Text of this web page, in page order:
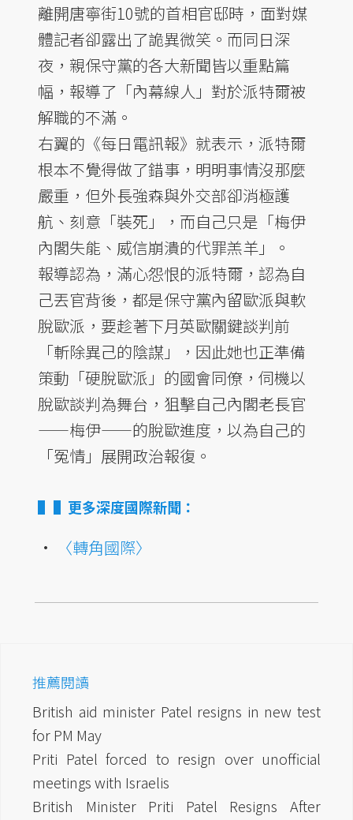
離開唐寧街10號的首相官邸時，面對媒
體記者卻露出了詭異微笑。而同日深
夜，親保守黨的各大新聞皆以重點篇
幅，報導了「內幕線人」對於派特爾被
解職的不滿。
右翼的《每日電訊報》就表示，派特爾
根本不覺得做了錯事，明明事情沒那麼
嚴重，但外長強森與外交部卻消極護
航、刻意「裝死」，而自己只是「梅伊
內閣失能、威信崩潰的代罪羔羊」。
報導認為，滿心怨恨的派特爾，認為自
己丟官背後，都是保守黨內留歐派與軟
脫歐派，要趁著下月英歐關鍵談判前
「斬除異己的陰謀」，因此她也正準備
策動「硬脫歐派」的國會同僚，伺機以
脫歐談判為舞台，狙擊自己內閣老長官
——梅伊——的脫歐進度，以為自己的
「冤情」展開政治報復。
▌更多深度國際新聞：
• 〈轉角國際〉
推薦閱讀
British aid minister Patel resigns in new test
for PM May
Priti Patel forced to resign over unofficial
meetings with Israelis
British Minister Priti Patel Resigns After